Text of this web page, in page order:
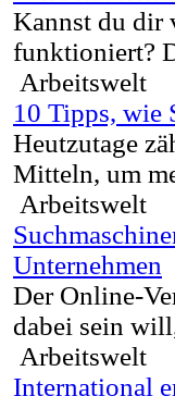
Kannst du dir
funktioniert?
Arbeitswelt
10 Tipps, wie
Heutzutage
Mitteln, um
Arbeitswelt
Unternehmen
Der Online-
dabei sein
Arbeitswelt
International